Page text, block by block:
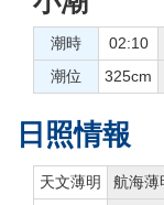
潮時 02:10
潮位
325cm
日照情報
天文薄明 航海薄